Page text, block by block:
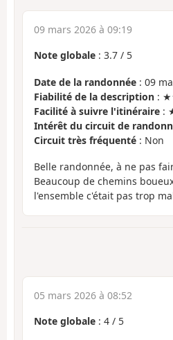
09 mars 2026 à 09:19
Note globale : 3.7 / 5
Date de la randonnée : 09
Fiabilité de la description :
Facilité à suivre l'itinéraire :
Intérêt du circuit de
Circuit très fréquenté : Non
Belle randonnée, à ne pas
Beaucoup de chemins
l'ensemble c'était pas trop
05 mars 2026 à 08:52
Note globale : 4 / 5